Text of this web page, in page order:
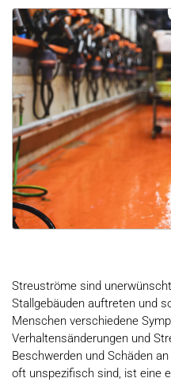
Streuströme sind
Stallgebäuden auftreten und
Menschen verschiedene
Verhaltensänderungen und
Beschwerden und Schäden
oft unspezifisch sind, ist eine